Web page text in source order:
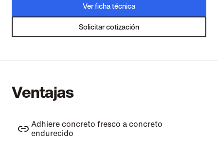
Ver ficha técnica
Solicitar cotización
Ventajas
Adhiere concreto fresco a concreto
endurecido